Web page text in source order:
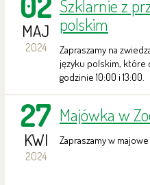
MAJ
2024
Szklarnie z
polskim
Zapraszamy na
języku polskim, które
godzinie 10:00 i 13:00.
27
KWI
2024
Majówka w
Zapraszamy w